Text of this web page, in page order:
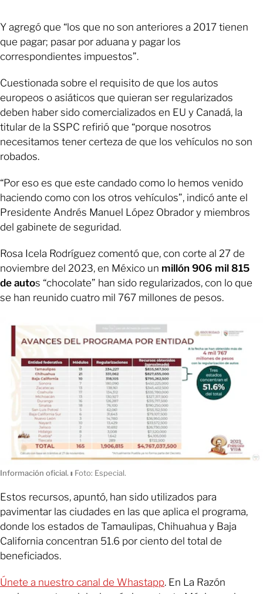
Y agregó que “los que no son anteriores a 2017 tienen
que pagar; pasar por aduana y pagar los
correspondientes impuestos”.
Cuestionada sobre el requisito de que los autos
europeos o asiáticos que quieran ser regularizados
deben haber sido comercializados en EU y Canadá, la
titular de la SSPC refirió que “porque nosotros
necesitamos tener certeza de que los vehículos no son
robados.
“Por eso es que este candado como lo hemos venido
haciendo como con los otros vehículos”, indicó ante el
Presidente Andrés Manuel López Obrador y miembros
del gabinete de seguridad.
Rosa Icela Rodríguez comentó que, con corte al 27 de
noviembre del 2023, en México un millón 906 mil 815
de autos “chocolate” han sido regularizados, con lo que
se han reunido cuatro mil 767 millones de pesos.
Información oficial. ı Foto: Especial.
Estos recursos, apuntó, han sido utilizados para
pavimentar las ciudades en las que aplica el programa,
donde los estados de Tamaulipas, Chihuahua y Baja
California concentran 51.6 por ciento del total de
beneficiados.
Únete a nuestro canal de Whastapp. En La Razón